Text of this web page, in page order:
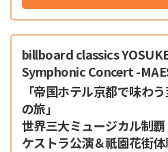
billboard classics
Symphonic Concert -
「帝国ホテル京都で味わ
の旅」
世界三大ミュージカル制
ケストラ公演＆祇園花街